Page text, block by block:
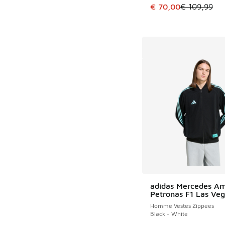
Cet article est en
€ 70,00€ 109,99
adidas Mercedes
Petronas F1 Las
Homme Vestes Zippees
Black - White